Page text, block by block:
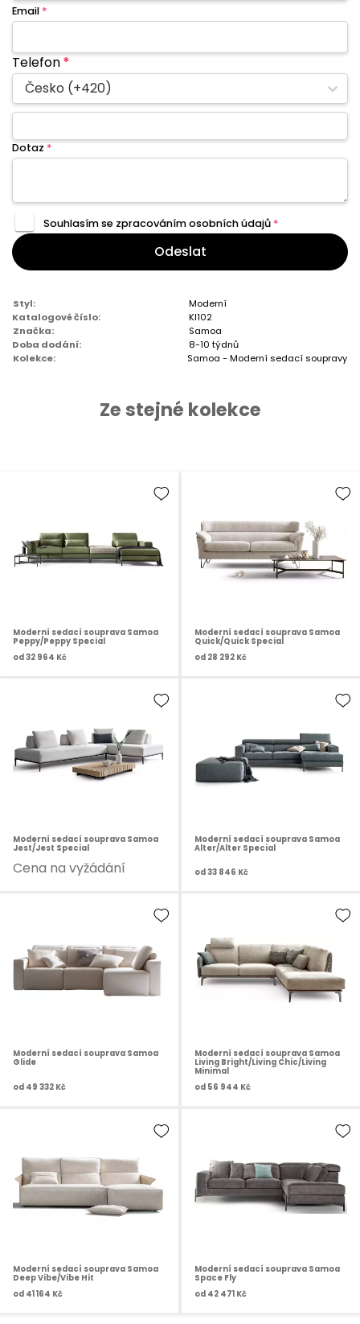
Email *
Telefon*
Česko (+420)
Dotaz *
Souhlasím se zpracovánímosobních údajů *
Odeslat
Styl:
Moderní
Katalogové číslo:
KI102
Značka:
Samoa
Doba dodání:
8-10 týdnů
Kolekce:
Samoa - Moderní sedací soupravy
Ze stejné kolekce
Moderní sedací souprava Samoa
Peppy/Peppy Special
od32 964 Kč
Moderní sedací souprava Samoa
Quick/Quick Special
od 28 292 Kč
Moderní sedací souprava Samoa
Jest/Jest Special
Cena na vyžádání
Moderní sedací souprava Samoa
Alter/Alter Special
od33 846 Kč
Moderní sedací souprava Samoa
Glide
od 49 332 Kč
Moderní sedací souprava Samoa
Living Bright/Living Chic/Living
Minimal
od 56 944 Kč
Moderní sedací souprava Samoa
Deep Vibe/Vibe Hit
od 41 164 Kč
Moderní sedací souprava Samoa
Space Fly
od 42 471 Kč